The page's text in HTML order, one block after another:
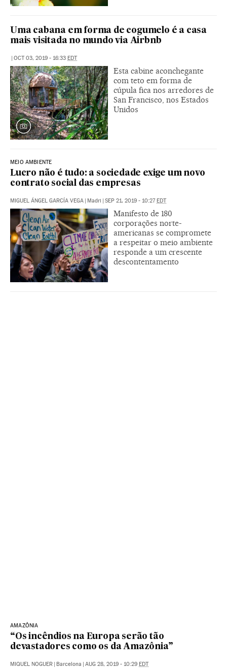
Uma cabana em forma de cogumelo é a casa
mais visitada no mundo via Airbnb
| OCT 03, 2019 - 16:33 EDT
Esta cabine aconchegante
com teto em forma de
cúpula fica nos arredores de
San Francisco, nos Estados
Unidos
MEIO AMBIENTE
Lucro não é tudo: a sociedade exige um novo
contrato social das empresas
MIGUEL ÁNGEL GARCÍA VEGA | Madri | SEP 21, 2019 - 10:27EDT
Manifesto de 180
corporações norte-
americanas se compromete
a respeitar o meio ambiente
responde a um crescente
descontentamento
AMAZÔNIA
“Os incêndios na Europa serão tão
devastadores como os da Amazônia”
MIQUEL NOGUER | Barcelona | AUG 28, 2019 - 10:29 EDT